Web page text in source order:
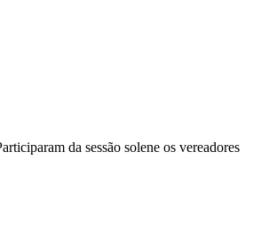
da sessão solene os vereadores